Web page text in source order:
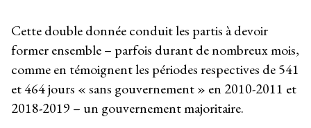
Cette double donnée conduit les partis à devoir
former ensemble – parfois durant de nombreux mois,
comme en témoignent les périodes respectives de 541
et 464 jours « sans gouvernement » en 2010-2011 et
2018-2019 – un gouvernement majoritaire.